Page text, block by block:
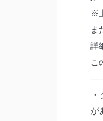
※
ま
詳
こ
・
が